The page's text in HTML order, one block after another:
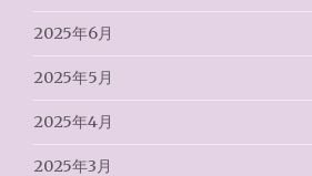
2025年6月
2025年5月
2025年4月
2025年3月